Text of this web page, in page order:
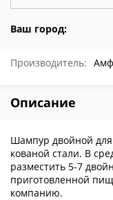
Ваш город:
Производитель:
Описание
Шампур двойной для
кованой стали. В
разместить 5-7
приготовленной
компанию.